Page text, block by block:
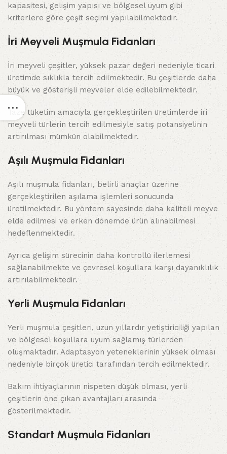
kapasitesi, gelişim yapısı ve bölgesel uyum gibi
kriterlere göre çeşit seçimi yapılabilmektedir.
İri Meyveli Muşmula Fidanları
İri meyveli çeşitler, yüksek pazar değeri nedeniyle ticari
üretimde sıklıkla tercih edilmektedir. Bu çeşitlerde daha
büyük ve gösterişli meyveler elde edilebilmektedir.
Taze tüketim amacıyla gerçekleştirilen üretimlerde iri
meyveli türlerin tercih edilmesiyle satış potansiyelinin
artırılması mümkün olabilmektedir.
Aşılı Muşmula Fidanları
Aşılı muşmula fidanları, belirli anaçlar üzerine
gerçekleştirilen aşılama işlemleri sonucunda
üretilmektedir. Bu yöntem sayesinde daha kaliteli meyve
elde edilmesi ve erken dönemde ürün alınabilmesi
hedeflenmektedir.
Ayrıca gelişim sürecinin daha kontrollü ilerlemesi
sağlanabilmekte ve çevresel koşullara karşı dayanıklılık
artırılabilmektedir.
Yerli Muşmula Fidanları
Yerli muşmula çeşitleri, uzun yıllardır yetiştiriciliği yapılan
ve bölgesel koşullara uyum sağlamış türlerden
oluşmaktadır. Adaptasyon yeteneklerinin yüksek olması
nedeniyle birçok üretici tarafından tercih edilmektedir.
Bakım ihtiyaçlarının nispeten düşük olması, yerli
çeşitlerin öne çıkan avantajları arasında
gösterilmektedir.
Standart Muşmula Fidanları